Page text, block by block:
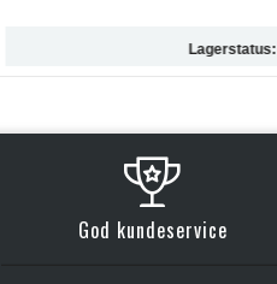
Lagerstatus:
God kundeservice